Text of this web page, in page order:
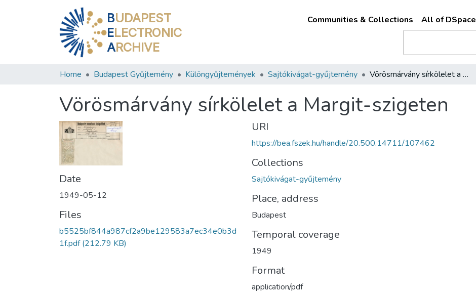
BUDAPEST
ELECTRONIC
ARCHIVE
Communities & Collections All of DSpace
Home Budapest Gyűjtemény Különgyűjtemények Sajtókivágat-gyűjtemény Vörösmárvány sírkölelet a Margit-szigeten
Vörösmárvány sírkölelet a Margit-szigeten
Date
1949-05-12
Files
b5525bf844a987cf2a9be129583a7ec34e0b3d
1f.pdf(212.79 KB)
URI
https://bea.fszek.hu/handle/20.500.14711/107462
Collections
Sajtókivágat-gyűjtemény
Place, address
Budapest
Temporal coverage
1949
Format
application/pdf